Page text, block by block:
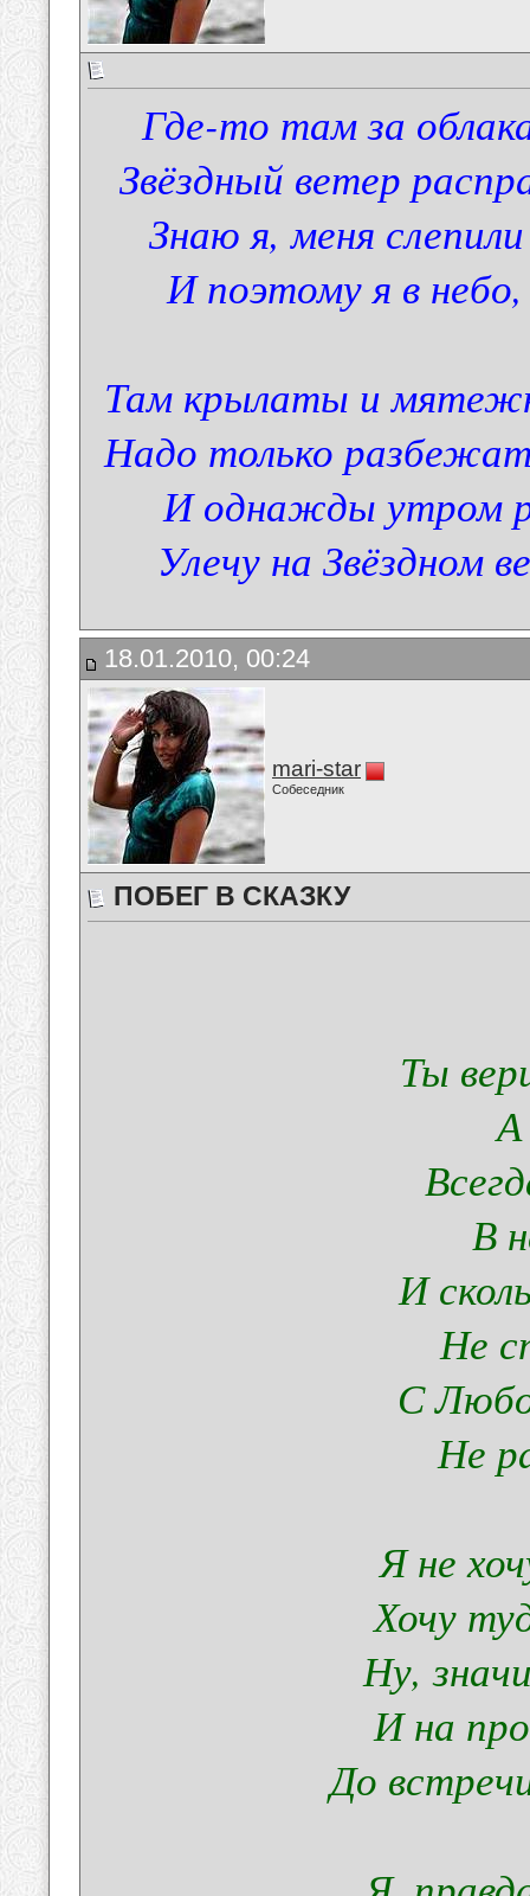
Где-то там за
Звёздный ветер
Знаю я, меня
И поэтому я в
Там крылаты и
Надо только
И однажды утром
Улечу на Звёздном
18.01.2010, 00:24
mari-star
Собеседник
ПОБЕГ В СКАЗКУ
Ты
А
В
И
Не
С
Не
Я не
Хочу
Ну,
И на
До